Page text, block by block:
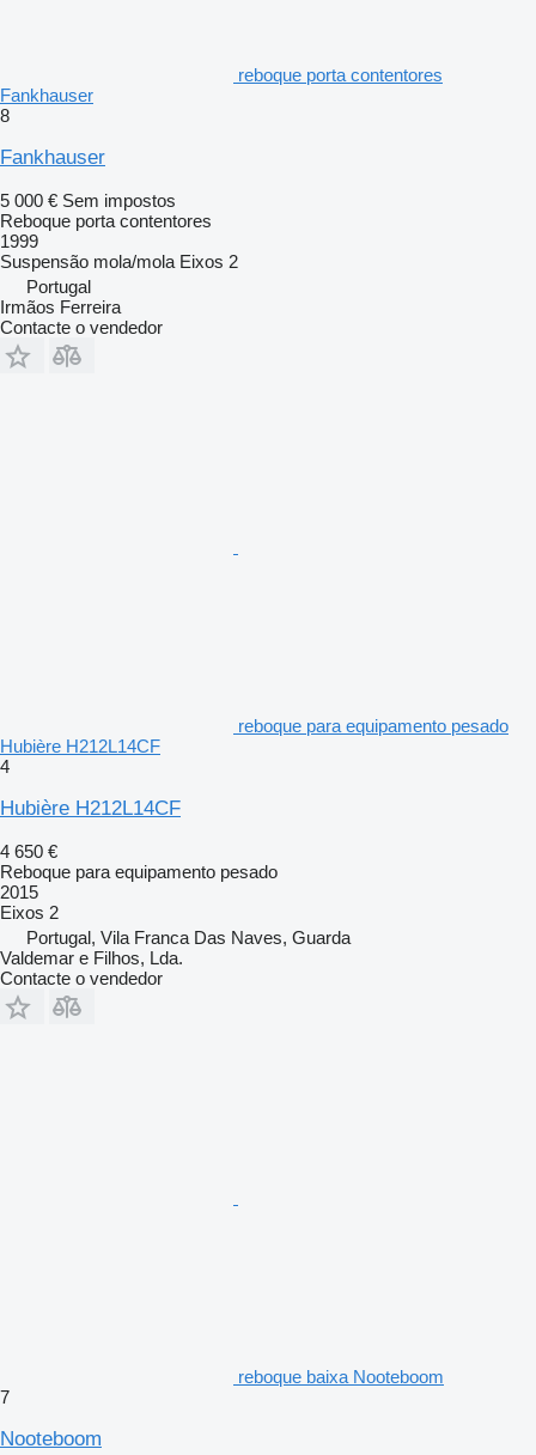
reboque porta contentores
Fankhauser
8
Fankhauser
5 000 € Sem impostos
Reboque porta contentores
1999
Suspensão mola/mola Eixos 2
Portugal
Irmãos Ferreira
Contacte o vendedor
reboque para equipamento pesado
Hubière H212L14CF
4
Hubière H212L14CF
4 650 €
Reboque para equipamento pesado
2015
Eixos 2
Portugal, Vila Franca Das Naves, Guarda
Valdemar e Filhos, Lda.
Contacte o vendedor
reboque baixa Nooteboom
7
Nooteboom